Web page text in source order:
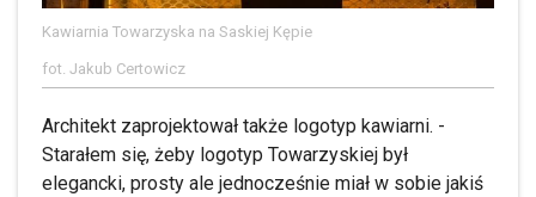
Kawiarnia Towarzyska na Saskiej Kępie
fot. Jakub Certowicz
Architekt zaprojektował także logotyp kawiarni. -
Starałem się, żeby logotyp Towarzyskiej był
elegancki, prosty ale jednocześnie miał w sobie jakiś